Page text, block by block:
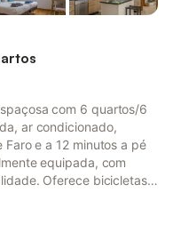
com 6 quartos/6
ar condicionado,
e a 12 minutos a pé
equipada, com
Oferece bicicletas
mar da maioria das